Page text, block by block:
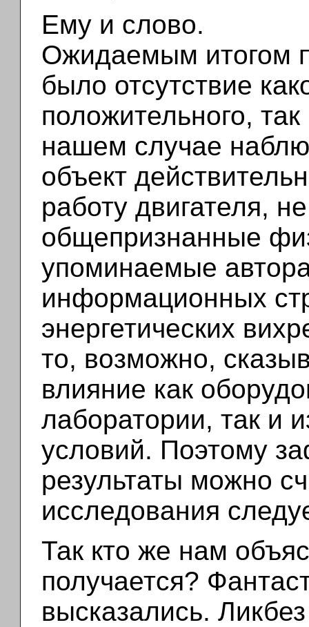
Ему и слово.
Ожидаемым итогом
было отсутствие
положительного,
нашем случае
объект
работу двигателя,
общепризнанные
упоминаемые
информационных
энергетических
то, возможно,
влияние как
лаборатории, так и
условий. Поэтому
результаты можно
исследования
Так кто же нам
получается?
высказались.